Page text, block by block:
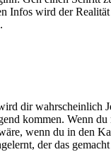
Infos wird der
dir wahrscheinlich
kommen. Wenn
wenn du in den
der das